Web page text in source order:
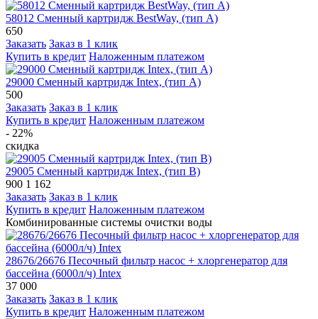
58012 Сменный картридж BestWay, (тип А)
650
Заказать Заказ в 1 клик
Купить в кредит Наложенным платежом
29000 Сменный картридж Intex, (тип А)
500
Заказать Заказ в 1 клик
Купить в кредит Наложенным платежом
- 22%
скидка
29005 Сменный картридж Intex, (тип В)
900 1 162
Заказать Заказ в 1 клик
Купить в кредит Наложенным платежом
Комбинированные системы очистки воды
28676/26676 Песочный фильтр насос + хлоргенератор для
бассейна (6000л/ч) Intex
37 000
Заказать Заказ в 1 клик
Купить в кредит Наложенным платежом